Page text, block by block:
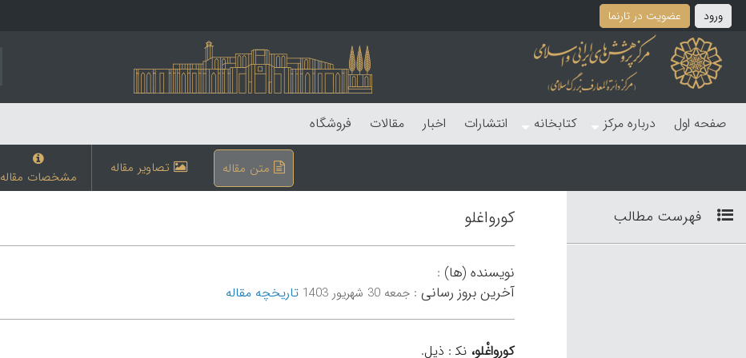
ورود عضویت در تارنما
صفحه اول درباره مرکز کتابخانه انتشارات اخبار مقالات فروشگاه
متن مقاله تصاویر مقاله مشخصات مقاله
فهرست مطالب کورواغلو
نویسنده (ها) :
آخرین بروز رسانی :جمعه 30 شهریور 1403 تاریخچه مقاله
کورواغْلو،نک‍ : ذیل.